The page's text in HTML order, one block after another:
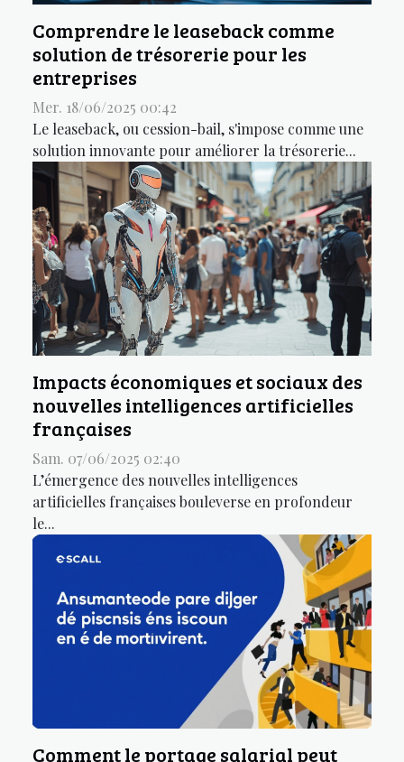
Comprendre le leaseback comme
solution de trésorerie pour les
entreprises
Mer. 18/06/2025 00:42
Le leaseback, ou cession-bail, s'impose comme une
solution innovante pour améliorer la trésorerie...
Impacts économiques et sociaux des
nouvelles intelligences artificielles
françaises
Sam. 07/06/2025 02:40
L’émergence des nouvelles intelligences
artificielles françaises bouleverse en profondeur
le...
Comment le portage salarial peut